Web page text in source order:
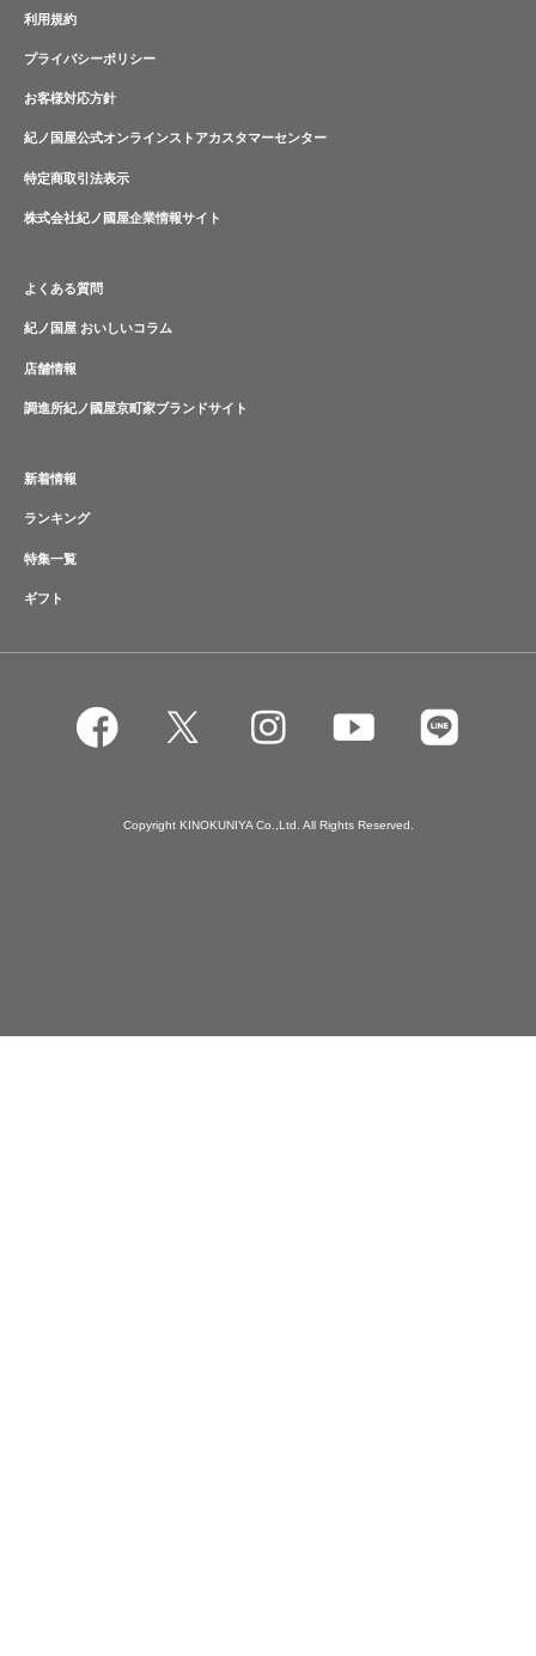
利用規約
プライバシーポリシー
お客様対応方針
紀ノ国屋公式オンラインストアカスタマーセンター
特定商取引法表示
株式会社紀ノ國屋企業情報サイト
よくある質問
紀ノ国屋 おいしいコラム
店舗情報
調進所紀ノ國屋京町家ブランドサイト
新着情報
ランキング
特集一覧
ギフト
Copyright KINOKUNIYA Co.,Ltd. All Rights Reserved.